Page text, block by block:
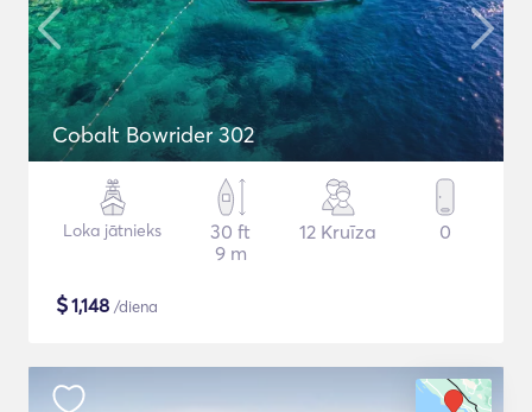
Cobalt Bowrider 302
Loka jātnieks
30 ft
9 m
12 Kruīza 0
$1,148 /diena